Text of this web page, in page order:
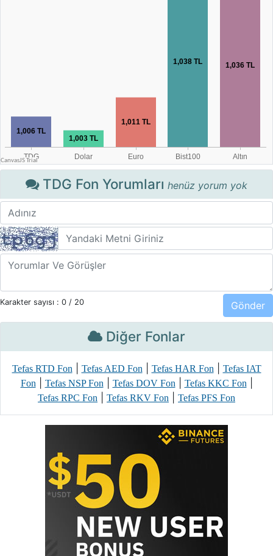
TDG Fon Yorumları henüz yorum yok
Karakter sayısı : 0 / 20
Diğer Fonlar
Tefas RTD Fon| Tefas AED Fon| Tefas HAR Fon|
Tefas IAT
Fon| Tefas NSP Fon| Tefas DOV Fon| Tefas KKC Fon|
Tefas RPC Fon Tefas RKV Fon Tefas PFS Fon